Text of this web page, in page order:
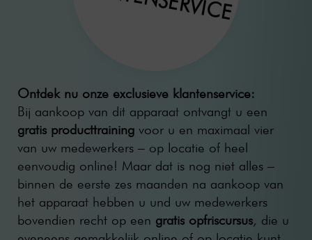
Ontdek nu onze exclusieve klantenservice:
Bij aankoop van dit apparaat ontvangt u een
gratis producttraining voor u en maximaal vier
van uw medewerkers – op locatie of heel
eenvoudig online! Maar dat is nog niet alles –
binnen de eerste zes maanden na aankoop van
het apparaat hebben u und uw medewerkers
bovendien recht op een gratis opfriscursus, die u